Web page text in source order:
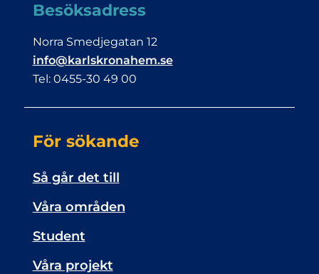
Besöksadress
Norra Smedjegatan 12
info@karlskronahem.se
Tel: 0455-30 49 00
För sökande
Så går det till
Våra områden
Student
Våra projekt